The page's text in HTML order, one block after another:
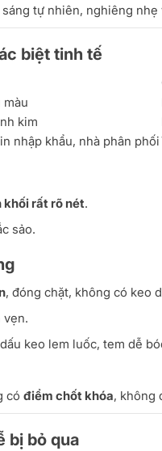
tự nhiên, nghiêng
biệt tinh tế
màu
kim
nhập khẩu, nhà phân phối
khối rất rõ nét.
sảo.
, đóng chặt, không có keo
vẹn.
keo lem luốc, tem dễ
có điểm chốt khóa, không
bị bỏ qua